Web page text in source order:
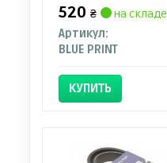
520 ₴
на складе
Артикул:
BLUE PRINT
КУПИТЬ